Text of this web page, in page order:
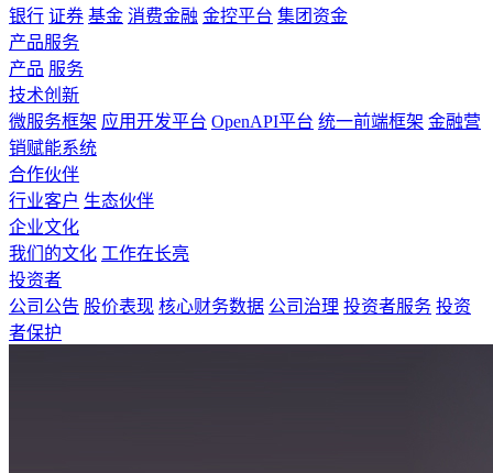
银行 证券 基金 消费金融 金控平台 集团资金
产品服务
产品 服务
技术创新
微服务框架 应用开发平台 OpenAPI平台 统一前端框架 金融营
销赋能系统
合作伙伴
行业客户 生态伙伴
企业文化
我们的文化 工作在长亮
投资者
公司公告 股价表现 核心财务数据 公司治理 投资者服务 投资
者保护